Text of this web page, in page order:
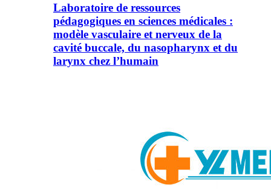
Laboratoire de ressources
pédagogiques en sciences médicales :
modèle vasculaire et nerveux de la
cavité buccale, du nasopharynx et du
larynx chez l’humain